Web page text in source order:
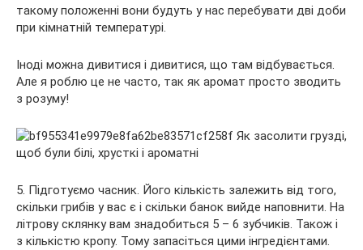
такому положенні вони будуть у нас перебувати дві доби
при кімнатній температурі.
Іноді можна дивитися і дивитися, що там відбувається.
Але я роблю це не часто, так як аромат просто зводить
з розуму!
5. Підготуємо часник. Його кількість залежить від того,
скільки грибів у вас є і скільки банок вийде наповнити. На
літрову склянку вам знадобиться 5 – 6 зубчиків. Також і
з кількістю кропу. Тому запасіться цими інгредієнтами.